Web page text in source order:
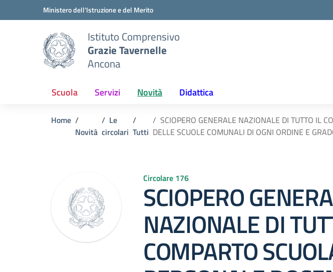
Vai ai contenuti
Vai al menu di navigazioneMinistero dell'Istruzione e del Merito
Istituto Comprensivo
Grazie Tavernelle
Ancona
Scuola Servizi Novità Didattica
Home
Novità
Le
circolari Tutti
SCIOPERO GENERALE NAZIONALE DI TUTTO IL
DELLE SCUOLE COMUNALI DI OGNI ORDINE E
Circolare 176
SCIOPERO
NAZIONALE DI
COMPARTO